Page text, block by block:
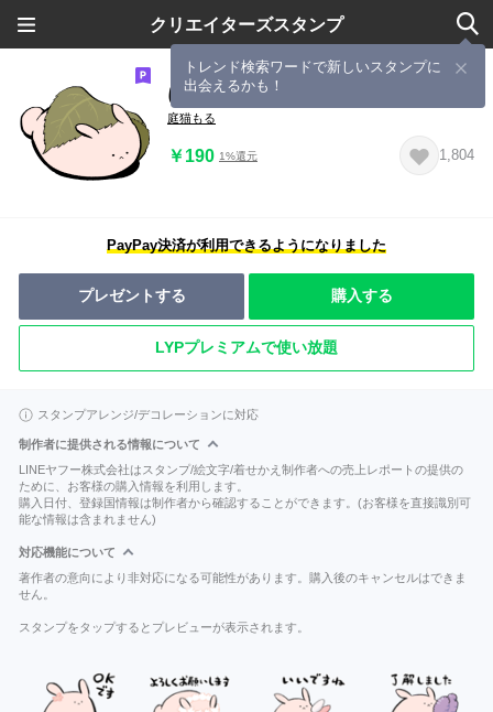
クリエイターズスタンプ
トレンド検索ワードで新しいスタンプに
出会えるかも！
にわうさぎ春
庭猫もる
￥190 1%還元 1,804
PayPay決済が利用できるようになりました
プレゼントする 購入する
LYPプレミアムで使い放題
スタンプアレンジ/デコレーションに対応
制作者に提供される情報について
LINEヤフー株式会社はスタンプ/絵文字/着せかえ制作者への売上レポートの提供の
ために、お客様の購入情報を利用します。
購入日付、登録国情報は制作者から確認することができます。(お客様を直接識別可
能な情報は含まれません)
対応機能について
著作者の意向により非対応になる可能性があります。購入後のキャンセルはできま
せん。
スタンプをタップするとプレビューが表示されます。